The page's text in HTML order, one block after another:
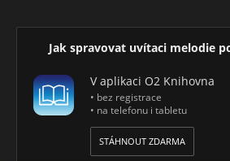
Jak spravovat uvítaci melodie
V aplikaci O2 Knihovna
• bez registrace
• na telefonu i tabletu
STÁHNOUT ZDARMA